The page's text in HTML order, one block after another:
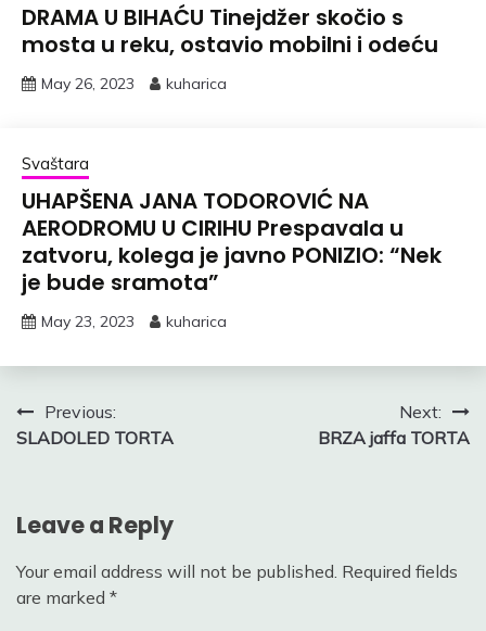
DRAMA U BIHAĆU Tinejdžer skočio s
mosta u reku, ostavio mobilni i odeću
May 26, 2023 kuharica
Svaštara
UHAPŠENA JANA TODOROVIĆ NA
AERODROMU U CIRIHU Prespavala u
zatvoru, kolega je javno PONIZIO: “Nek
je bude sramota”
May 23, 2023 kuharica
Post
navigation
Previous:
SLADOLED TORTA
Next:
BRZA jaffa TORTA
Leave a Reply
Your email address will not be published. Required fields
are marked *